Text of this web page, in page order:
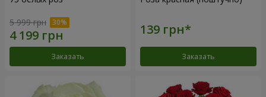
5 999 грн
Заказать Заказать